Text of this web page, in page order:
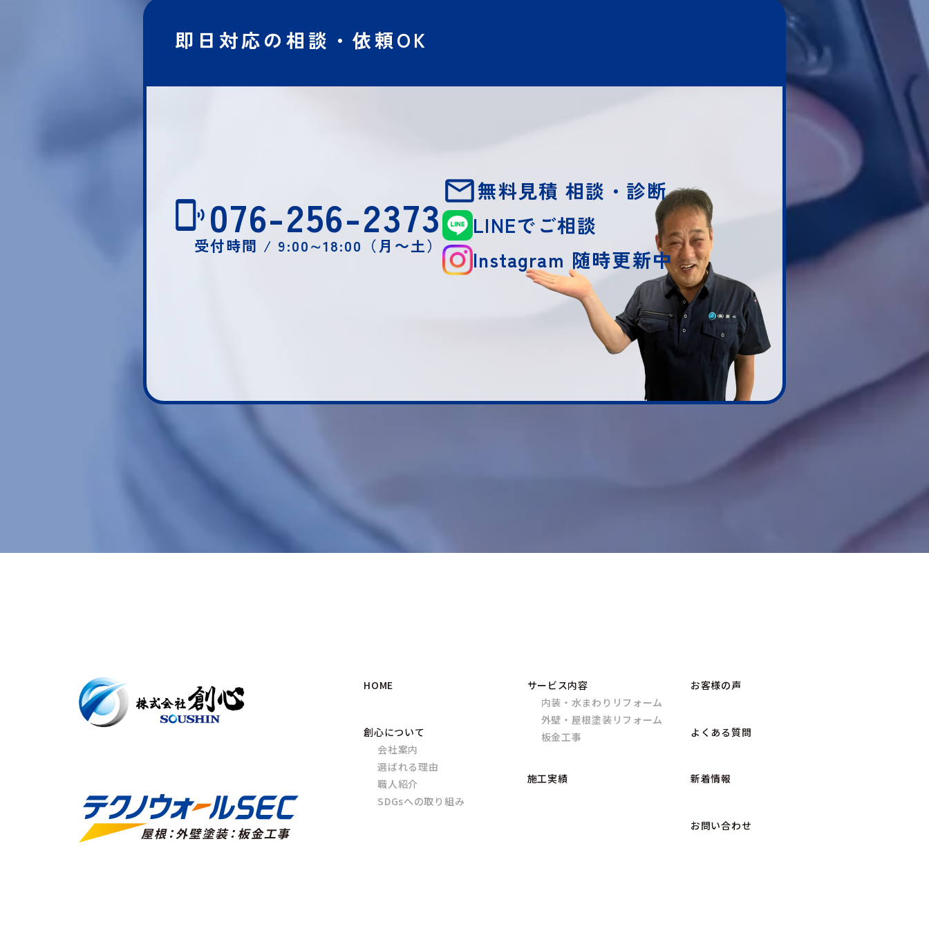
即日対応の相談・依頼OK
076-256-2373
受付時間 / 9:00∼18:00（月～土）
無料見積 相談・診断
LINEでご相談
Instagram 随時更新中
HOME
サービス内容
内装・水まわりリフォーム
外壁・屋根塗装リフォーム
板金工事
お客様の声
創心について
会社案内
選ばれる理由
職人紹介
SDGsへの取り組み
施工実績
よくある質問
新着情報
お問い合わせ